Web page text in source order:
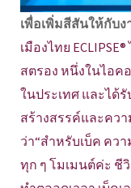
เพื่อเพิ่มสีสันให้กับ
เมืองไทย
สตรอง หนึ่งในไอค
ในประเทศ และได้
สร้างสรรค์และควา
ว่า“สำหรับเบ็ค คว
ทุก ๆ โมเมนต์ค่ะ ชี